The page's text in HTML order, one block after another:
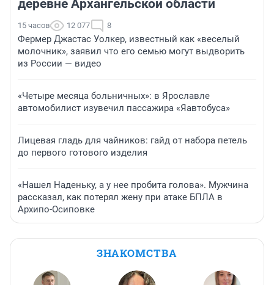
деревне Архангельской области
15 часов 12 077 8
Фермер Джастас Уолкер, известный как «веселый
молочник», заявил что его семью могут выдворить
из России — видео
«Четыре месяца больничных»: в Ярославле
автомобилист изувечил пассажира «Яавтобуса»
Лицевая гладь для чайников: гайд от набора петель
до первого готового изделия
«Нашел Наденьку, а у нее пробита голова». Мужчина
рассказал, как потерял жену при атаке БПЛА в
Архипо-Осиповке
ЗНАКОМСТВА